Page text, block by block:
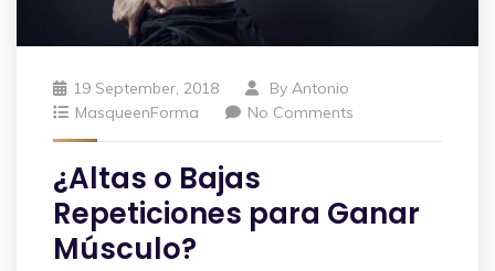
19 September, 2018 By Antonio
MasqueenForma
No Comments
¿Altas o Bajas
Repeticiones para Ganar
Músculo?